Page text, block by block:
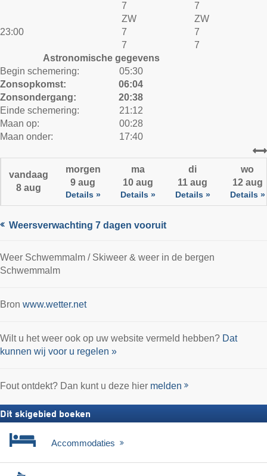
7 7
23:00
ZW
7
7
ZW
7
7
Astronomische gegevens
Begin schemering:
Zonsopkomst:
Zonsondergang:
Einde schemering:
05:30
06:04
20:38
21:12
Maan op:
Maan onder:
00:28
17:40
vandaag
8 aug
morgen
9 aug
Details »
ma
10 aug
Details »
di
11 aug
Details »
wo
12 aug
Details »
Weersverwachting 7 dagen vooruit
Weer Schwemmalm / Skiweer & weer in de bergen
Schwemmalm
Bron www.wetter.net
Wilt u het weer ook op uw website vermeld hebben? Dat
kunnen wij voor u regelen »
Fout ontdekt? Dan kunt u deze hier melden
Dit skigebied boeken
Accommodaties